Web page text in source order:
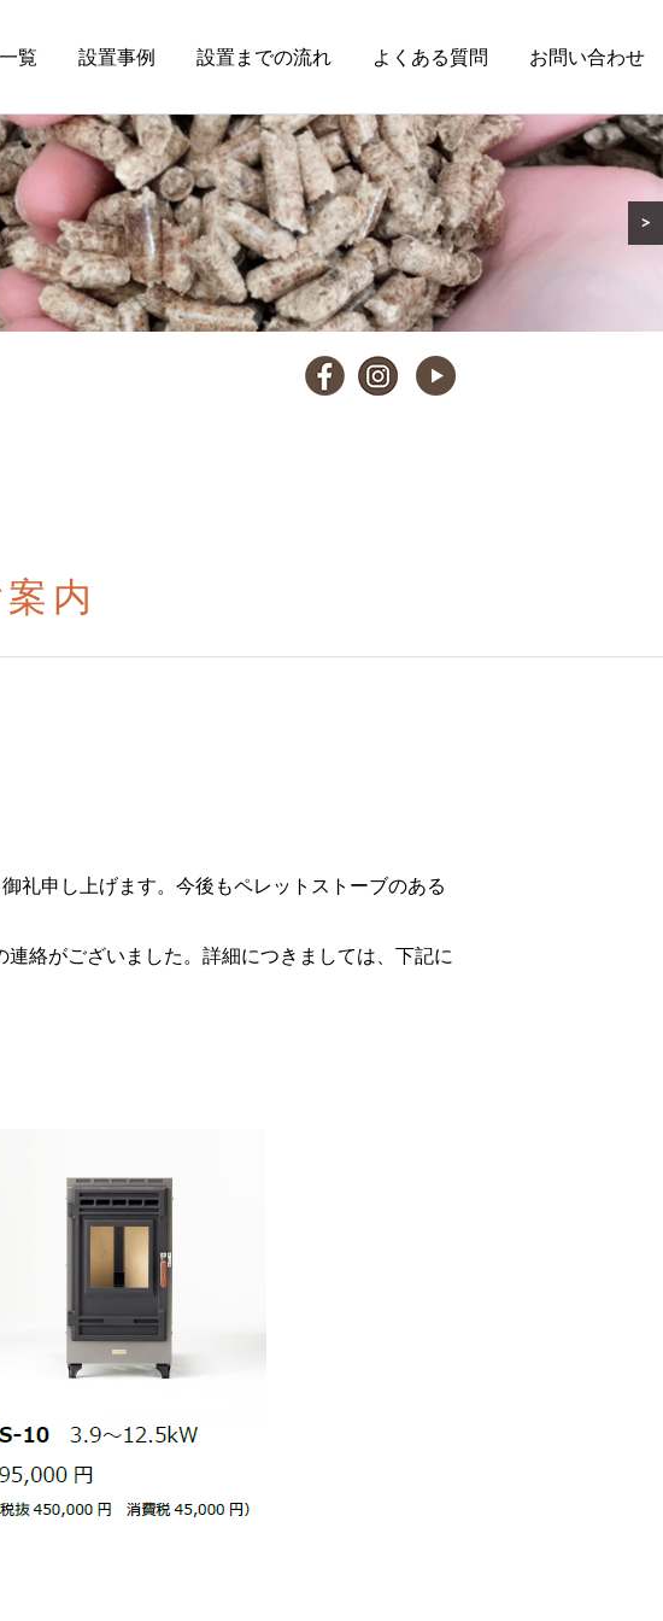
>
覧 設置事例 設置までの流れ よくある質問 お問い合わせ
内
礼申し上げます。今後もペレットストーブのある
連絡がございました。詳細につきましては、下記に